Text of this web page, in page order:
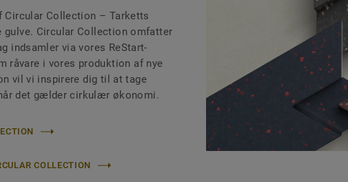
Circular Collection – Tarketts
gulve. Circular Collection omfatter
indsamler via vores ReStart-
råvare i vores produktion af nye
vil vi inspirere dig til at tage
det gælder cirkulær økonomi.
COLLECTION